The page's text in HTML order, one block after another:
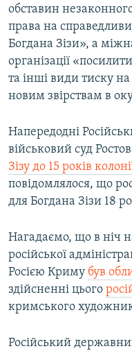
обставин
права на
Богдана Зізи», а
організації
та інші види тиску
новим звірствам в
Напередодні
військовий суд
Зізу до 15 років
повідомлялося, що
для Богдана Зізи 18
Нагадаємо, що в ніч
російської
Росією Криму був
здійсненні цього
кримського
Російський